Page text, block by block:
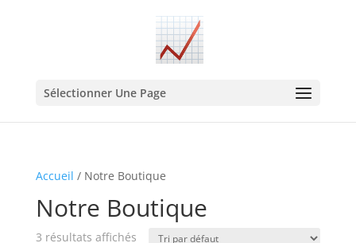
Sélectionner Une Page
Accueil / Notre Boutique
Notre Boutique
3 résultats affichés